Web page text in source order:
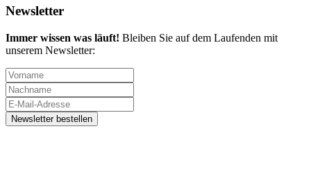
Newsletter
Immer wissen was läuft! Bleiben Sie auf dem Laufenden mit
unserem Newsletter: